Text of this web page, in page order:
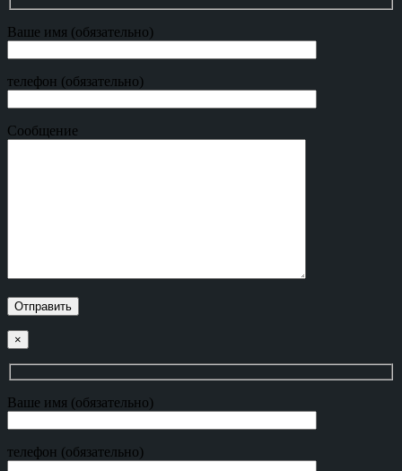
Ваше имя (обязательно)
телефон (обязательно)
Сообщение
×
Ваше имя (обязательно)
телефон (обязательно)